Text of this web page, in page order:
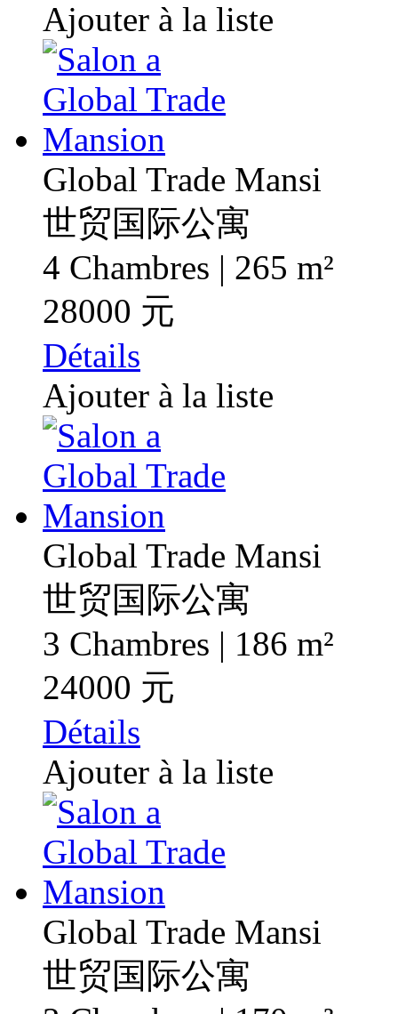
Ajouter à la liste
Global Trade Mansi
世贸国际公寓
4 Chambres | 265 m²
28000 元
Détails
Ajouter à la liste
Global Trade Mansi
世贸国际公寓
3 Chambres | 186 m²
24000 元
Détails
Ajouter à la liste
Global Trade Mansi
世贸国际公寓